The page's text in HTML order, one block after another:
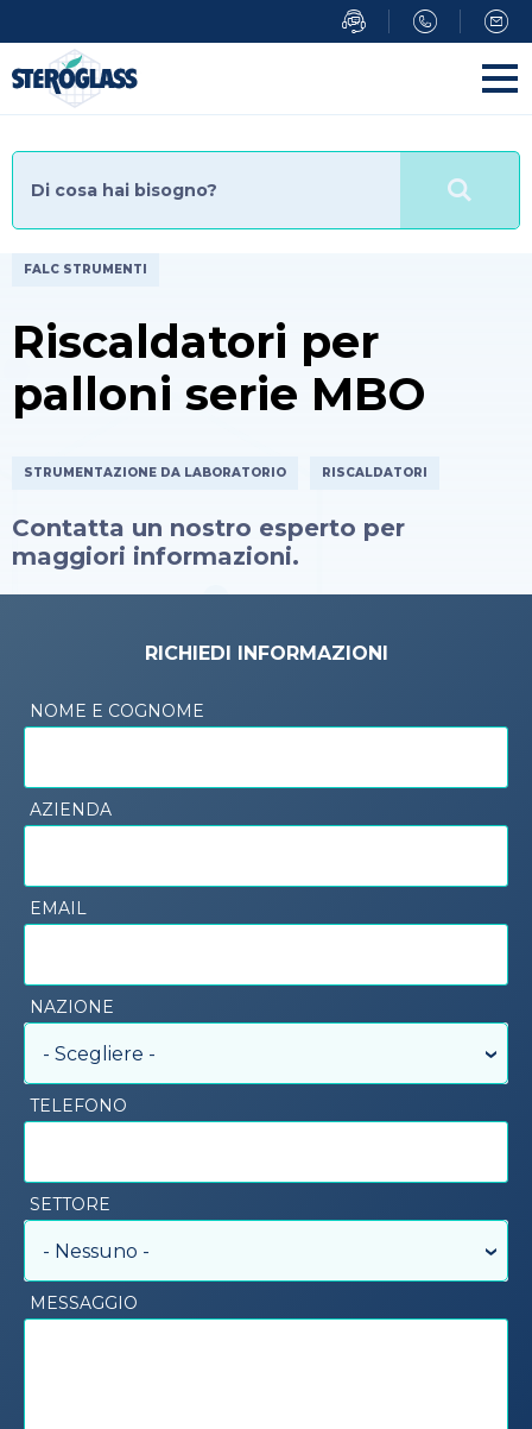
al
contenuto
principale
FALC STRUMENTI
Riscaldatori per
palloni serie MBO
STRUMENTAZIONE DA LABORATORIO RISCALDATORI
Contatta un nostro esperto per
maggiori informazioni.
RICHIEDI INFORMAZIONI
NOME E COGNOME
AZIENDA
EMAIL
NAZIONE
- Scegliere -
TELEFONO
SETTORE
- Nessuno -
MESSAGGIO